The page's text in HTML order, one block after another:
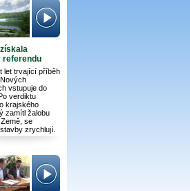
referendu
let trvající příběh
vstupuje do
verdiktu
krajského
zamítl žalobu
se
zrychlují.